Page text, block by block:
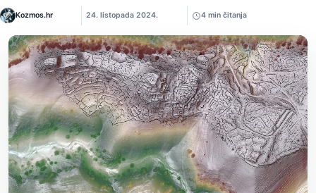
Kozmos.hr 24. listopada 2024. 4 min čitanja